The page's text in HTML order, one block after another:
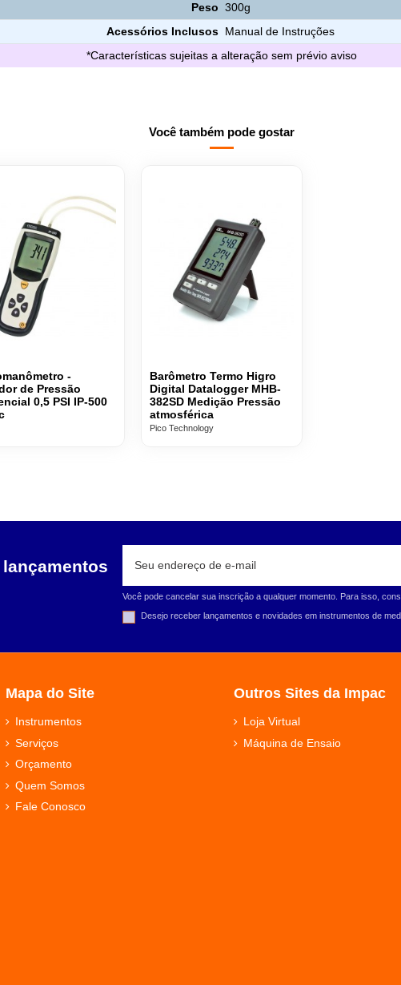
Peso 300g
Acessórios Inclusos Manual de Instruções
*Características sujeitas a alteração sem prévio aviso
Você também pode gostar
-
de Pressão
0,5 PSI IP-500
Barômetro Termo Higro
Digital Datalogger MHB-
382SD Medição Pressão
atmosférica
Pico Technology
Você pode cancelar sua inscrição a qualquer momento. Para isso,
Desejo receber lançamentos e novidades em instrumentos de
Mapa do Site
Instrumentos
Serviços
Orçamento
Quem Somos
Fale Conosco
Outros Sites da Impac
Loja Virtual
Máquina de Ensaio